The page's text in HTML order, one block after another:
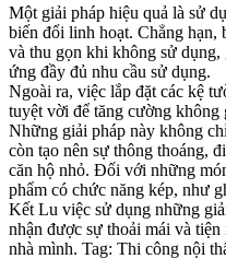
Một giải pháp hiệu quả là sử
biến đổi linh hoạt. Chẳng hạn,
và thu gọn khi không sử
ứng đầy đủ nhu cầu sử dụng.
Ngoài ra, việc lắp đặt các kệ
tuyệt vời để tăng cường
Những giải pháp này không
còn tạo nên sự thông thoáng,
căn hộ nhỏ. Đối với những
phẩm có chức năng kép, như
Kết Lu việc sử dụng những
nhận được sự thoải mái và
nhà mình. Tag: Thi công nội